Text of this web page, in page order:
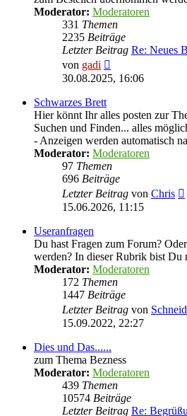
Moderator: Moderatoren
331 Themen
2235 Beiträge
Letzter Beitrag Re: Neues
von gadi
Beitrag
30.08.2025, 16:06
Schwarzes Brett
Hier könnt Ihr alles posten zur
Suchen und Finden... alles
- Anzeigen werden automatisch
Moderator: Moderatoren
97 Themen
696 Beiträge
Letzter Beitrag von Chris
15.06.2026, 11:15
Useranfragen
Du hast Fragen zum Forum?
werden? In dieser Rubrik bist Du
Moderator: Moderatoren
172 Themen
1447 Beiträge
Letzter Beitrag von
15.09.2022, 22:27
Dies und Das......
zum Thema Bezness
Moderator: Moderatoren
439 Themen
10574 Beiträge
Letzter Beitrag Re: